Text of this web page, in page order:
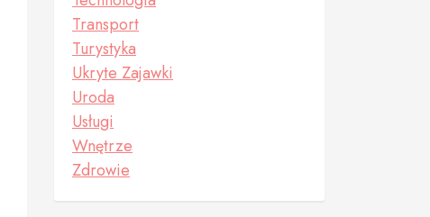
Transport
Turystyka
Ukryte Zajawki
Uroda
Usługi
Wnętrze
Zdrowie